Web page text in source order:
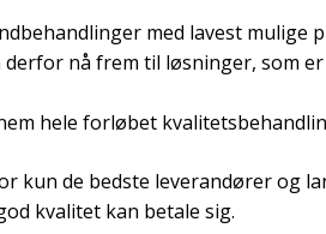
med lavest mulige
derfor nå frem til løsninger, som
hele forløbet
kun de bedste leverandører og
kvalitet kan betale sig.​